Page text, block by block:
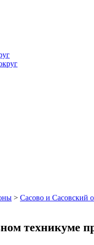
> Сасово и Сасовский
техникуме